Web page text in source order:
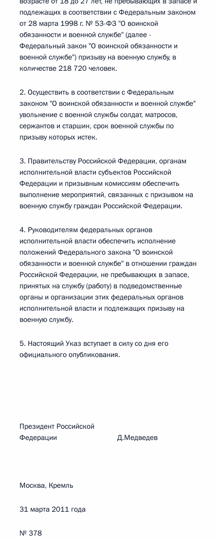
подлежащих в соответствии с Федеральным законом
от 28 марта 1998 г. № 53-ФЗ "О воинской
обязанности и военной службе" (далее -
Федеральный закон "О воинской обязанности и
военной службе") призыву на военную службу, в
количестве 218 720 человек.
2. Осуществить в соответствии с Федеральным
законом "О воинской обязанности и военной службе"
увольнение с военной службы солдат, матросов,
сержантов и старшин, срок военной службы по
призыву которых истек.
3. Правительству Российской Федерации, органам
исполнительной власти субъектов Российской
Федерации и призывным комиссиям обеспечить
выполнение мероприятий, связанных с призывом на
военную службу граждан Российской Федерации.
4. Руководителям федеральных органов
исполнительной власти обеспечить исполнение
положений Федерального закона "О воинской
обязанности и военной службе" в отношении граждан
Российской Федерации, не пребывающих в запасе,
принятых на службу (работу) в подведомственные
органы и организации этих федеральных органов
исполнительной власти и подлежащих призыву на
военную службу.
5. Настоящий Указ вступает в силу со дня его
официального опубликования.
Президент Российской
Федерации Д.Медведев
Москва, Кремль
31 марта 2011 года
№ 378